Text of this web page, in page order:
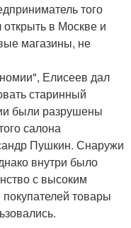
того
в Москве и
магазины, не
Елисеев дал
старинный
были разрушены
салона
Пушкин. Снаружи
внутри было
с высоким
товары